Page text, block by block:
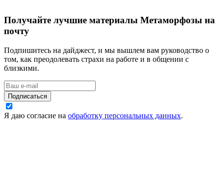
Получайте лучшие материалы Метаморфозы на
почту
Подпишитесь на дайджест, и мы вышлем вам руководство о
том, как преодолевать страхи на работе и в общении с
близкими.
Подписаться
Я даю согласие на обработку персональных данных.